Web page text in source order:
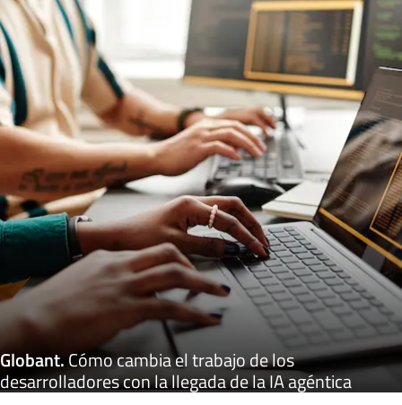
Globant.Cómo cambia el trabajo de los
desarrolladores con la llegada de la IA agéntica